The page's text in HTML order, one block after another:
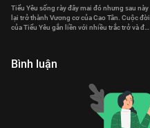
Tiểu Yêu sống rày đây mai đó nhưng sau này
lại trở thành Vương cơ của Cao Tân. Cuộc đời
của Tiểu Yêu gắn liền với nhiều trắc trở và đau
Bình luận